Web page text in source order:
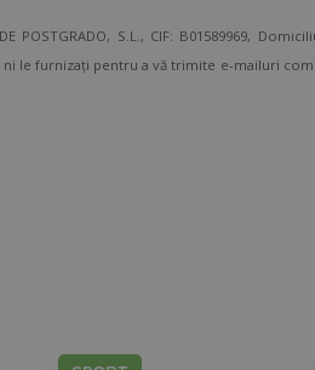
DE POSTGRADO, S.L., CIF: B01589969,
le furnizați pentru a vă trimite e-mailuri
vă la următoarea adresă
de confidențialitate.